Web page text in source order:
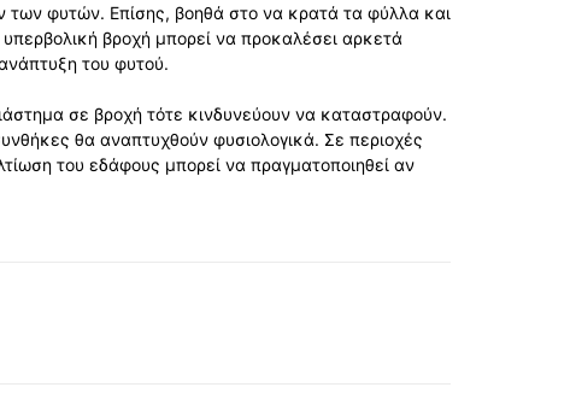
των φυτών. Επίσης, βοηθά στο να κρατά τα φύλλα και
βροχή μπορεί να προκαλέσει αρκετά
του φυτού.
σε βροχή τότε κινδυνεύουν να καταστραφούν.
θα αναπτυχθούν φυσιολογικά. Σε περιοχές
του εδάφους μπορεί να πραγματοποιηθεί αν